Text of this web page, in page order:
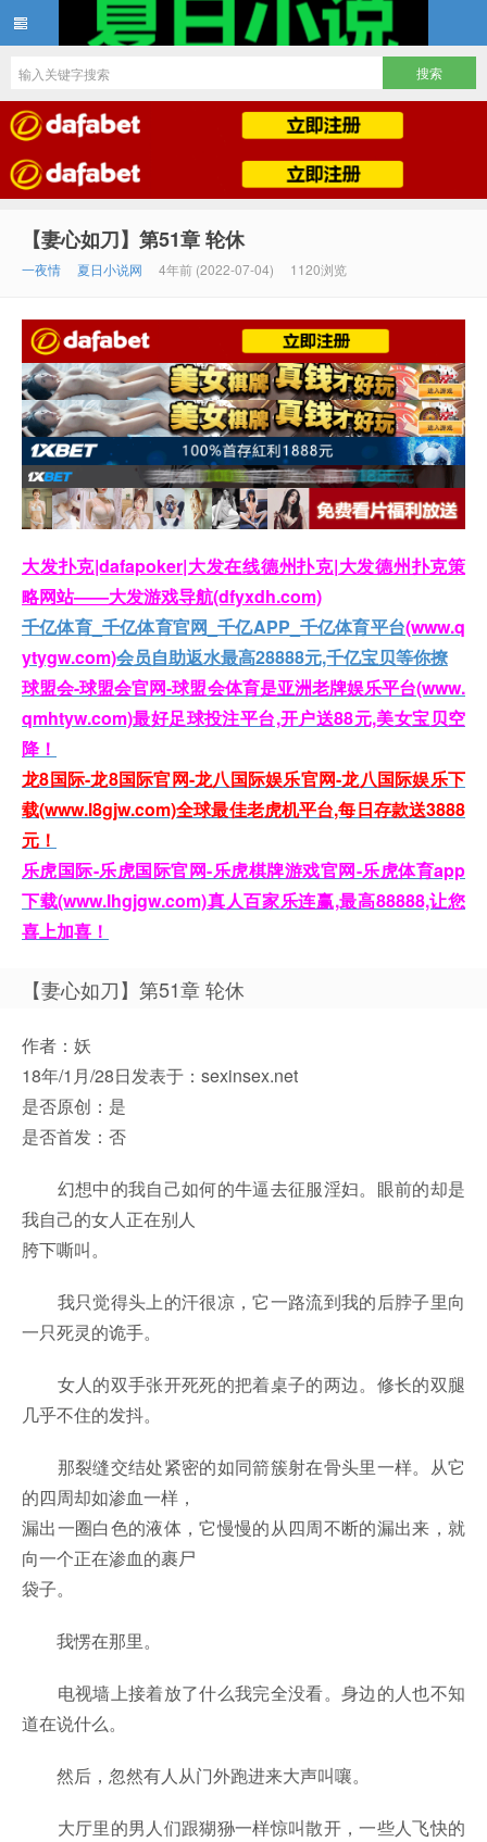
夏日小说
【妻心如刀】第51章 轮休
一夜情 夏日小说网 4年前 (2022-07-04) 1120浏览
大发扑克|dafapoker|大发在线德州扑克|大发德州扑克策
略网站——大发游戏导航(dfyxdh.com)
千亿体育_千亿体育官网_千亿APP_千亿体育平台(www.q
ytygw.com)会员自助返水最高28888元,千亿宝贝等你撩
球盟会-球盟会官网-球盟会体育是亚洲老牌娱乐平台(www.
qmhtyw.com)最好足球投注平台,开户送88元,美女宝贝空
降！
龙8国际-龙8国际官网-龙八国际娱乐官网-龙八国际娱乐下
载(www.l8gjw.com)全球最佳老虎机平台,每日存款送3888
元！
乐虎国际-乐虎国际官网-乐虎棋牌游戏官网-乐虎体育app
下载(www.lhgjgw.com)真人百家乐连赢,最高88888,让您
喜上加喜！
【妻心如刀】第51章 轮休
作者：妖
18年/1月/28日发表于：sexinsex.net
是否原创：是
是否首发：否
幻想中的我自己如何的牛逼去征服淫妇。眼前的却是
我自己的女人正在别人
胯下嘶叫。
我只觉得头上的汗很凉，它一路流到我的后脖子里向
一只死灵的诡手。
女人的双手张开死死的把着桌子的两边。修长的双腿
几乎不住的发抖。
那裂缝交结处紧密的如同箭簇射在骨头里一样。从它
的四周却如渗血一样，
漏出一圈白色的液体，它慢慢的从四周不断的漏出来，就
向一个正在渗血的裹尸
袋子。
我愣在那里。
电视墙上接着放了什么我完全没看。身边的人也不知
道在说什么。
然后，忽然有人从门外跑进来大声叫嚷。
大厅里的男人们跟猢狲一样惊叫散开，一些人飞快的